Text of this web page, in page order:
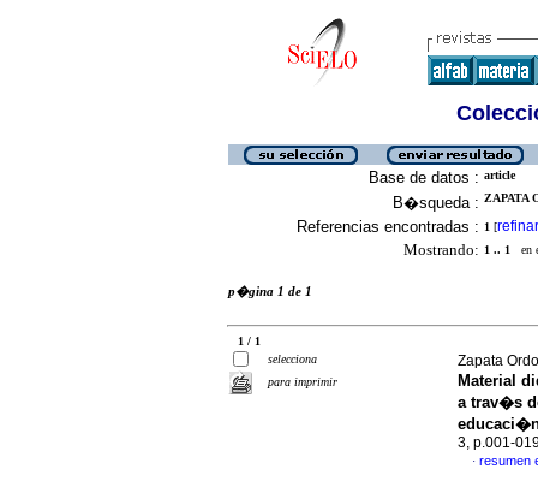
Base de datos : article
B�squeda : ZAPATA
Referencias encontradas : 1 [refinar
Mostrando: 1 .. 1 en
p�gina 1 de 1
1 / 1
selecciona
para imprimir
Zapata
Material
a trav�s
3, p.001-
· resumen